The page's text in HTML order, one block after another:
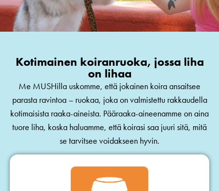
Kotimainen koiranruoka, jossa liha
on lihaa
Me MUSHilla uskomme, että jokainen koira ansaitsee
parasta ravintoa – ruokaa, joka on valmistettu rakkaudella
kotimaisista raaka-aineista. Pääraaka-aineenamme on aina
tuore liha, koska haluamme, että koirasi saa juuri sitä, mitä
se tarvitsee voidakseen hyvin.